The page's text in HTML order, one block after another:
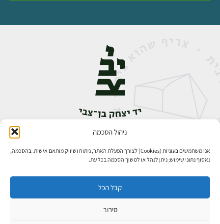
ניהול הסכמה
אנו משתמשים בעוגיות (Cookies) לצורך הפעלת האתר, ניתוח ושיווק מותאם אישית. בהסכמה,
נאסוף נתוני שימוש; ניתן לנהל או למשוך הסכמה בכל עת.
קבל הכל
סירוב
אבן גבירול 14, רחביה, ירושלים